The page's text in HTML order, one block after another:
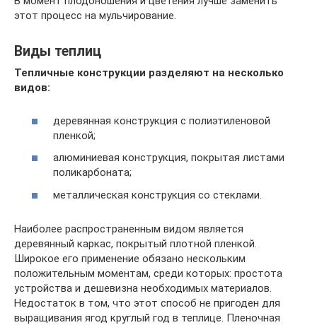
этот процесс на мульчирование.
Виды теплиц
Тепличные конструкции разделяют на несколько
видов:
деревянная конструкция с полиэтиленовой
пленкой;
алюминиевая конструкция, покрытая листами
поликарбоната;
металлическая конструкция со стеклами.
Наиболее распространенным видом является
деревянный каркас, покрытый плотной пленкой.
Широкое его применение обязано нескольким
положительным моментам, среди которых: простота
устройства и дешевизна необходимых материалов.
Недостаток в том, что этот способ не пригоден для
выращивания ягод круглый год в теплице. Пленочная